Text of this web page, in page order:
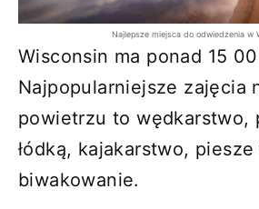
Najlepsze miejsca do odwiedzenia w
Wisconsin ma ponad 15
Najpopularniejsze zajęcia
powietrzu to wędkarstwo,
łódką, kajakarstwo,
biwakowanie.